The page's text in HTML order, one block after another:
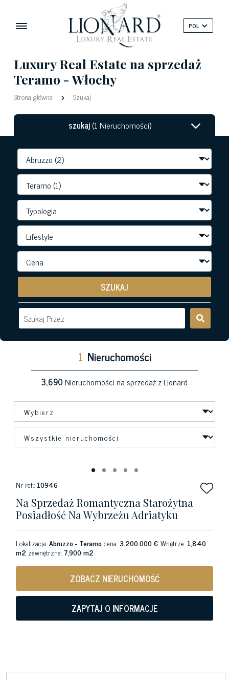
POL
Luxury Real Estate na sprzedaż
Teramo - Włochy
Strona główna Szukaj
szukaj(1 Nieruchomości)
SZUKAJ
1 Nieruchomości
3,690Nieruchomości na sprzedaż z Lionard
Nr ref.: 10946
Na Sprzedaż Romantyczna Starożytna
Posiadłość Na Wybrzeżu Adriatyku
Lokalizacja:Abruzzo - Teramocena:3.200.000 € Wnętrze: 1,840
m2 zewnętrzne: 7,900 m2
ZOBACZ NIERUCHOMOŚĆ
ZAPYTAJ O INFORMACJE